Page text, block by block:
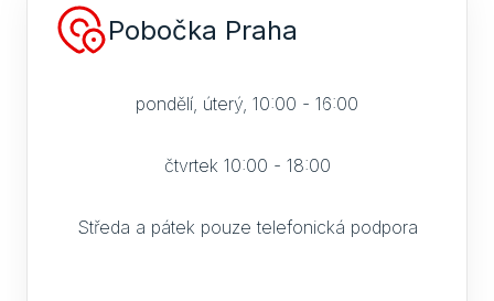
Pobočka Praha
pondělí, úterý, 10:00 - 16:00
čtvrtek 10:00 - 18:00
Středa a pátek pouze telefonická podpora